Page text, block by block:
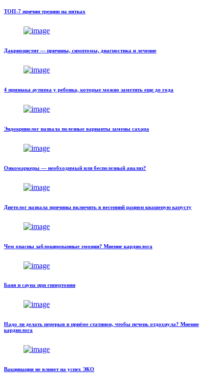
ТОП-7 причин трещин на пятках
Дакриоцистит — причины, симптомы, диагностика и лечение
4 признака аутизма у ребенка, которые можно заметить еще до года
Эндокринолог назвала полезные варианты замены сахара
Онкомаркеры — необходимый или бесполезный анализ?
Диетолог назвала причины включить в весенний рацион квашеную капусту
Чем опасны заблокированные эмоции? Мнение кардиолога
Баня и сауна при гипертонии
Надо ли делать перерыв в приёме статинов, чтобы печень отдохнула? Мнение
кардиолога
Вакцинация не влияет на успех ЭКО